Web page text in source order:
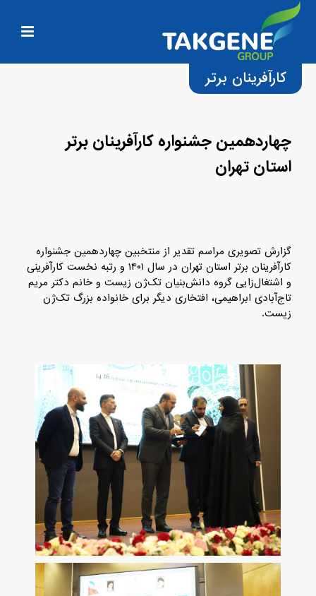
کارآفرینان برتر
چهاردهمین جشنواره کارآفرینان برتر
استان تهران
گزارش تصویری مراسم تقدیر از منتخبین چهاردهمین جشنواره
کارآفرینان برتر استان تهران در سال ۱۴۰۱ و رتبه نخست کارآفرینی
و اشتغال‌زایی گروه دانش‌بنیان تک‌ژن زیست و خانم دکتر مریم
تاج‌آبادی ابراهیمی، افتخاری دیگر برای خانواده بزرگ تک‌ژن
زیست.